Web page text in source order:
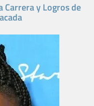
Carrera y Logros de